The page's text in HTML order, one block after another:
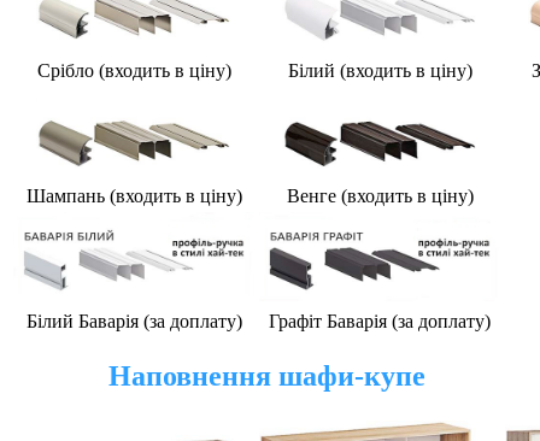
Срібло (входить в ціну) Білий (входить в ціну)
Шампань (входить в ціну) Венге (входить в ціну)
Білий Баварія (за доплату) Графіт Баварія (за доплату)
Наповнення шафи-купе